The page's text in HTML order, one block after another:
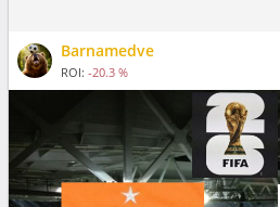
Barnamedve
ROI: -20.3 %